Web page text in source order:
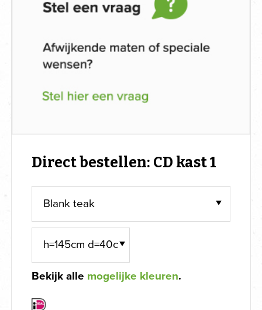
Direct bestellen: CD kast 1
Bekijk alle mogelijke kleuren.